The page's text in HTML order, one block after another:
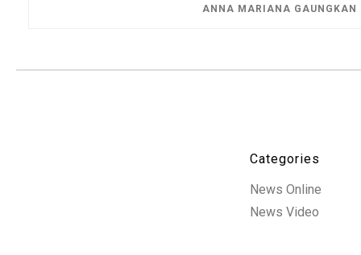
ANNA MARIANA GAUNGKAN
Categories
News Online
News Video